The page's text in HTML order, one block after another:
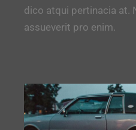
dico atqui pertinacia at.
assueverit pro enim.